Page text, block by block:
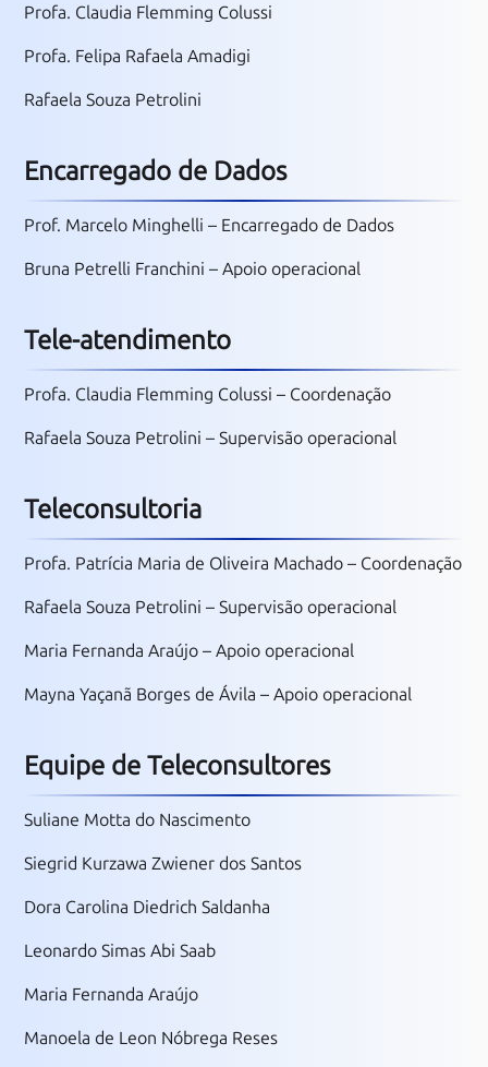
Profa. Claudia Flemming Colussi
Profa. Felipa Rafaela Amadigi
Rafaela Souza Petrolini
Encarregado de Dados
Prof. Marcelo Minghelli – Encarregado de Dados
Bruna Petrelli Franchini – Apoio operacional
Tele-atendimento
Profa. Claudia Flemming Colussi – Coordenação
Rafaela Souza Petrolini – Supervisão operacional
Teleconsultoria
Profa. Patrícia Maria de Oliveira Machado – Coordenação
Rafaela Souza Petrolini – Supervisão operacional
Maria Fernanda Araújo – Apoio operacional
Mayna Yaçanã Borges de Ávila – Apoio operacional
Equipe de Teleconsultores
Suliane Motta do Nascimento
Siegrid Kurzawa Zwiener dos Santos
Dora Carolina Diedrich Saldanha
Leonardo Simas Abi Saab
Maria Fernanda Araújo
Manoela de Leon Nóbrega Reses